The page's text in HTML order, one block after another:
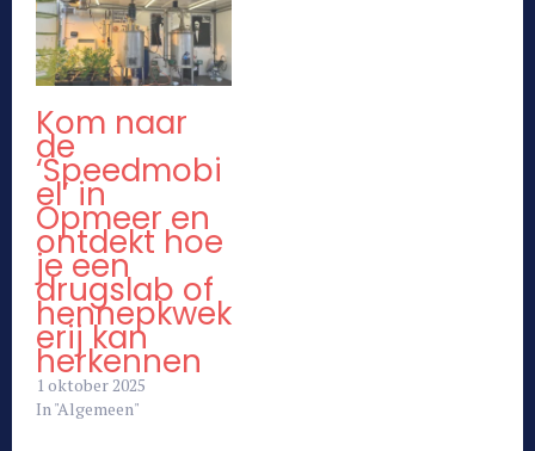
Kom naar
de
‘Speedmobi
el’ in
Opmeer en
ontdekt hoe
je een
drugslab of
hennepkwek
erij kan
herkennen
1 oktober 2025
In "Algemeen"